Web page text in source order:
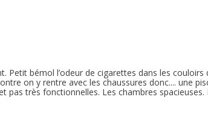
Petit bémol l’odeur de cigarettes dans les couloirs
on y rentre avec les chaussures donc.... une
pas très fonctionnelles. Les chambres spacieuses.
soins. Le bar très bien aussi. En hiver il manque